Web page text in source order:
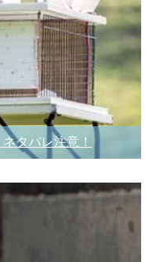
タバレ注意！